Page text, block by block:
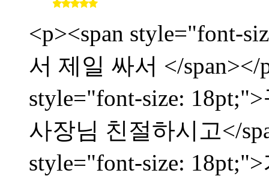
<p><span style="font-
서 제일 싸서 </span></
style="font-size:
사장님 친절하시고</
style="font-size: